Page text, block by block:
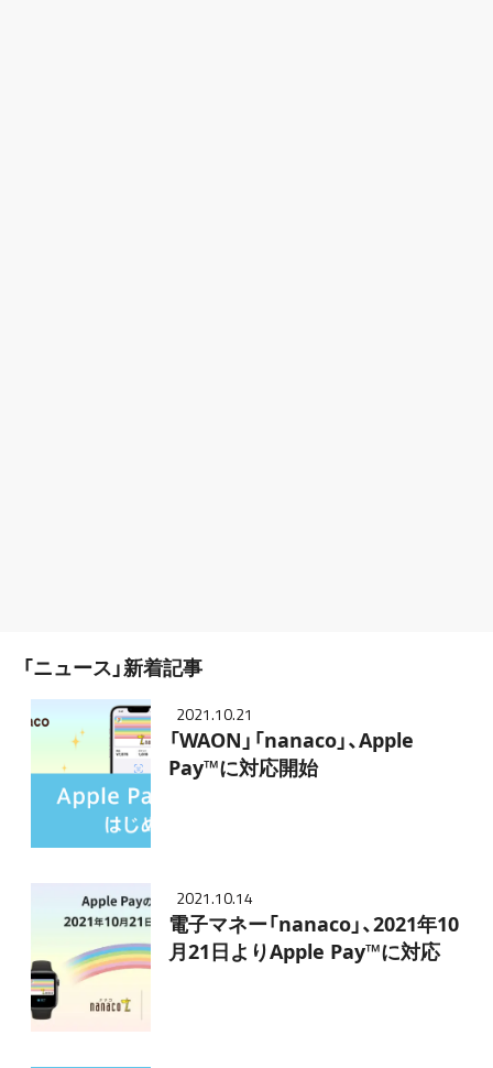
「ニュース」新着記事
2021.10.21
「WAON」「nanaco」、Apple
Pay™に対応開始
2021.10.14
電子マネー「nanaco」、2021年10
月21日よりApple Pay™に対応